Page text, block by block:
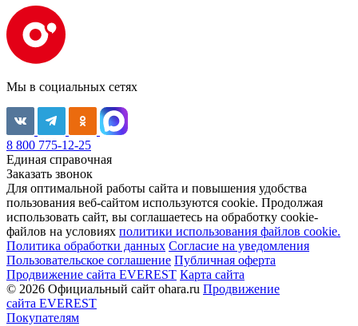
Мы в социальных сетях
8 800 775-12-25
Единая справочная
Заказать звонок
Для оптимальной работы сайта и повышения удобства
пользования веб-сайтом используются cookie. Продолжая
использовать сайт, вы соглашаетесь на обработку cookie-
файлов на условиях политики использования файлов cookie.
Политика обработки данных Согласие на уведомления
Пользовательское соглашение Публичная оферта
Продвижение сайта EVEREST Карта сайта
© 2026 Официальный сайт ohara.ru Продвижение
сайта EVEREST
Покупателям